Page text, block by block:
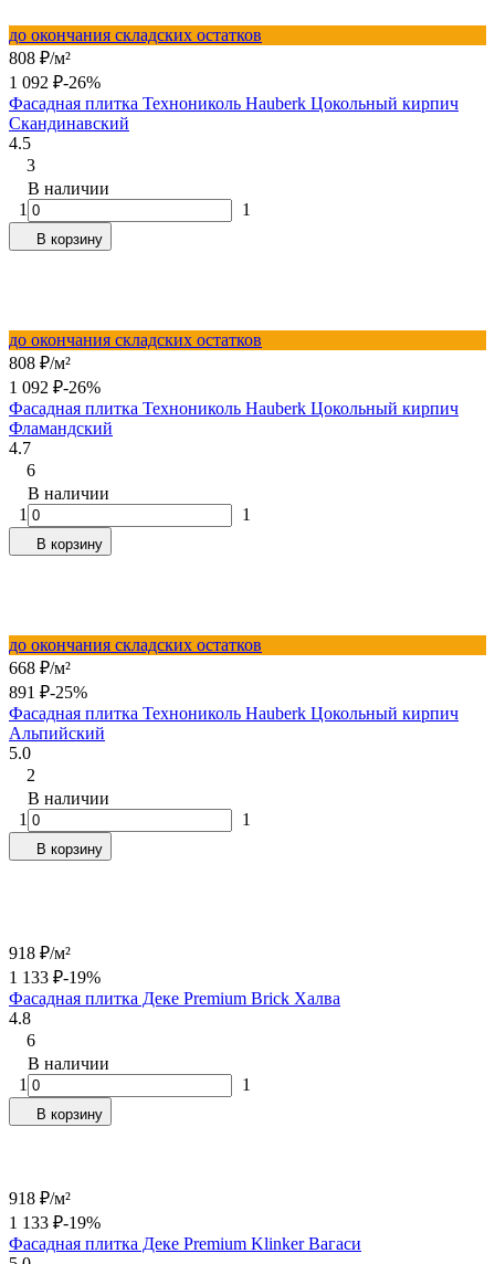
до окончания складских остатков
808 ₽/м²
1 092 ₽-26%
Фасадная плитка Технониколь Hauberk Цокольный кирпич
Скандинавский
4.5
3
В наличии
1
1
В корзину
до окончания складских остатков
808 ₽/м²
1 092 ₽-26%
Фасадная плитка Технониколь Hauberk Цокольный кирпич
Фламандский
4.7
6
В наличии
1
1
В корзину
до окончания складских остатков
668 ₽/м²
891 ₽-25%
Фасадная плитка Технониколь Hauberk Цокольный кирпич
Альпийский
5.0
2
В наличии
1
1
В корзину
918 ₽/м²
1 133 ₽-19%
Фасадная плитка Деке Premium Brick Халва
4.8
6
В наличии
1
1
В корзину
918 ₽/м²
1 133 ₽-19%
Фасадная плитка Деке Premium Klinker Вагаси